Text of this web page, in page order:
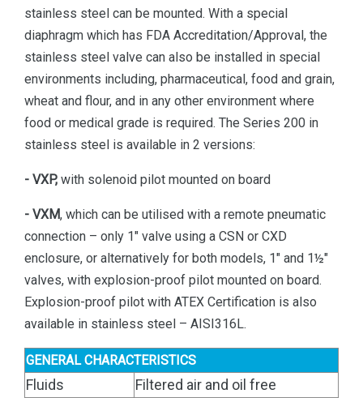
stainless steel can be mounted. With a special
diaphragm which has FDA Accreditation/Approval, the
stainless steel valve can also be installed in special
environments including, pharmaceutical, food and grain,
wheat and flour, and in any other environment where
food or medical grade is required. The Series 200 in
stainless steel is available in 2 versions:
- VXP, with solenoid pilot mounted on board
- VXM, which can be utilised with a remote pneumatic
connection – only 1″ valve using a CSN or CXD
enclosure, or alternatively for both models, 1″ and 1½″
valves, with explosion-proof pilot mounted on board.
Explosion-proof pilot with ATEX Certification is also
available in stainless steel – AISI316L.
GENERAL CHARACTERISTICS
Fluids Filtered air and oil free